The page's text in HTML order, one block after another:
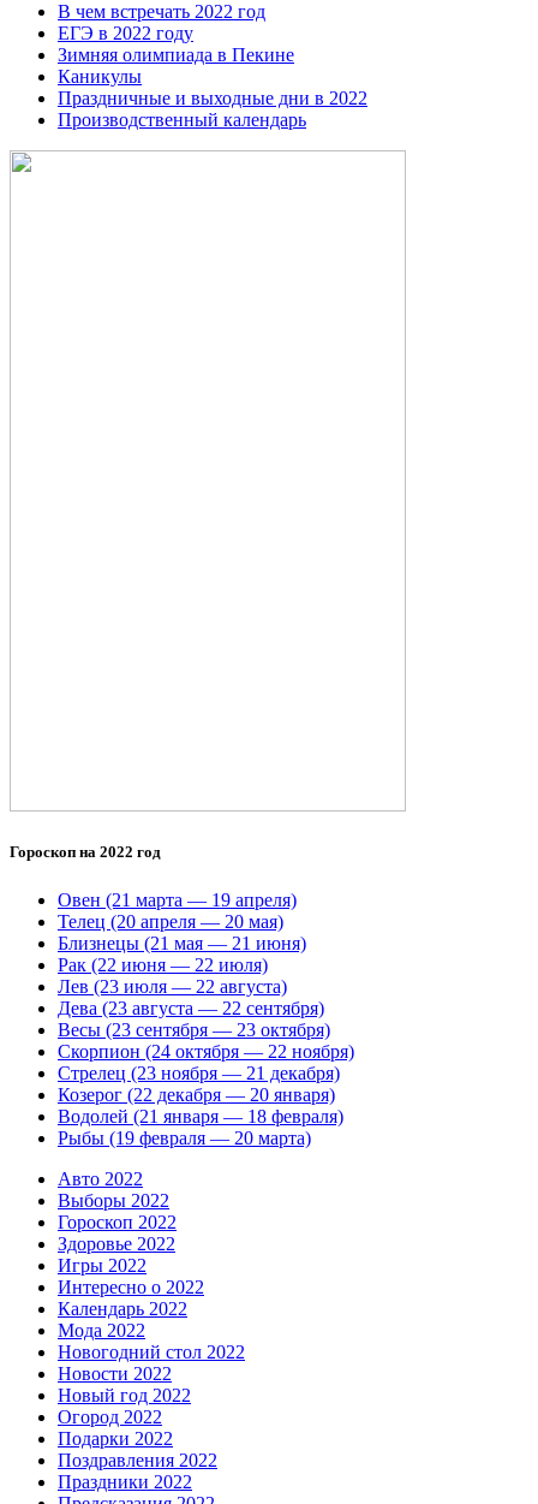
В чем встречать 2022 год
ЕГЭ в 2022 году
Зимняя олимпиада в Пекине
Каникулы
Праздничные и выходные дни в 2022
Производственный календарь
Гороскоп на 2022 год
Овен (21 марта — 19 апреля)
Телец (20 апреля — 20 мая)
Близнецы (21 мая — 21 июня)
Рак (22 июня — 22 июля)
Лев (23 июля — 22 августа)
Дева (23 августа — 22 сентября)
Весы (23 сентября — 23 октября)
Скорпион (24 октября — 22 ноября)
Стрелец (23 ноября — 21 декабря)
Козерог (22 декабря — 20 января)
Водолей (21 января — 18 февраля)
Рыбы (19 февраля — 20 марта)
Авто 2022
Выборы 2022
Гороскоп 2022
Здоровье 2022
Игры 2022
Интересно о 2022
Календарь 2022
Мода 2022
Новогодний стол 2022
Новости 2022
Новый год 2022
Огород 2022
Подарки 2022
Поздравления 2022
Праздники 2022